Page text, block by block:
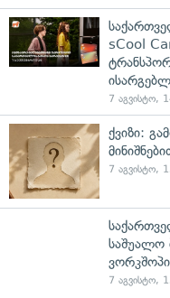
sCool
7 აგვისტო,
ქვიზი:
7 აგვისტო,
საშუალო
7 აგვისტო,